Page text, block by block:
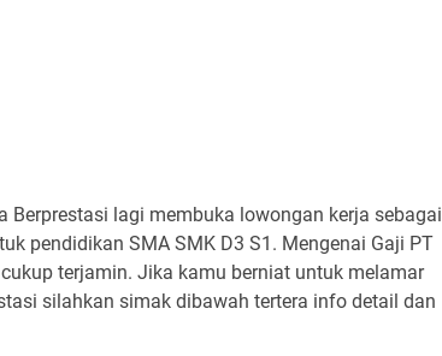
Berprestasi lagi membuka lowongan kerja sebagai
pendidikan SMA SMK D3 S1. Mengenai Gaji PT
terjamin. Jika kamu berniat untuk melamar
silahkan simak dibawah tertera info detail dan